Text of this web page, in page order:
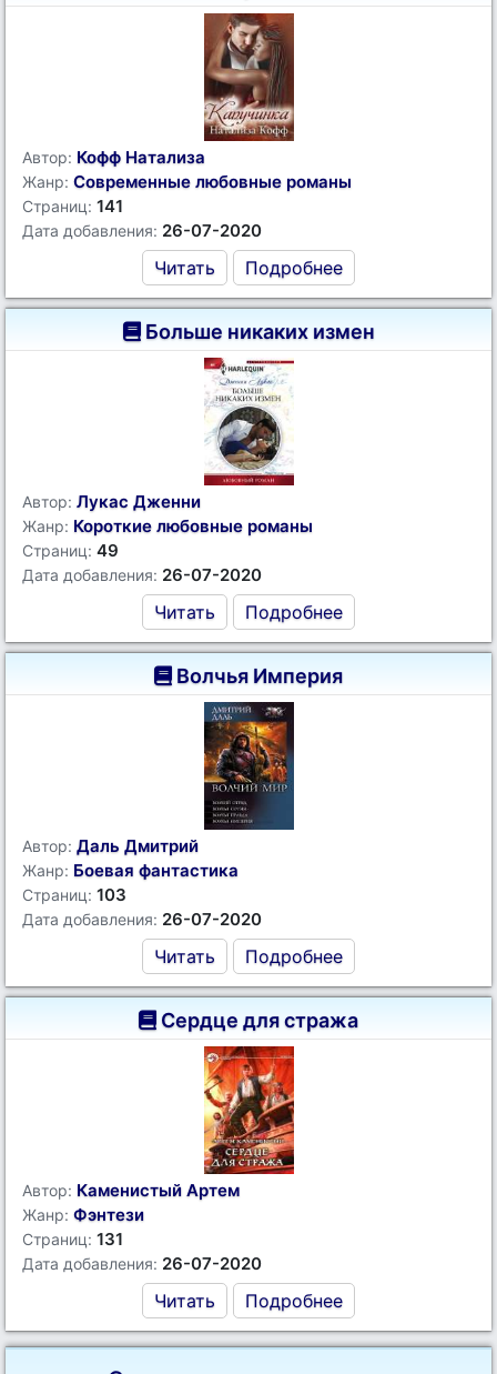
Автор: Кофф Натализа
Жанр: Современные любовные романы
Страниц: 141
Дата добавления: 26-07-2020
Читать Подробнее
Больше никаких измен
Автор: Лукас Дженни
Жанр: Короткие любовные романы
Страниц: 49
Дата добавления: 26-07-2020
Читать Подробнее
Волчья Империя
Автор: Даль Дмитрий
Жанр: Боевая фантастика
Страниц: 103
Дата добавления: 26-07-2020
Читать Подробнее
Сердце для стража
Автор: Каменистый Артем
Жанр: Фэнтези
Страниц: 131
Дата добавления: 26-07-2020
Читать Подробнее